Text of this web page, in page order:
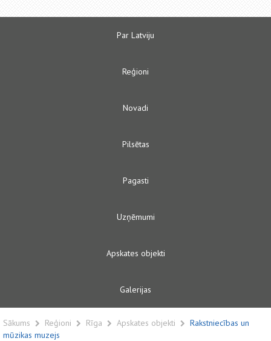
Par Latviju
Reģioni
Novadi
Pilsētas
Pagasti
Uzņēmumi
Apskates objekti
Galerijas
Sākums Reģioni Rīga Apskates objekti
Rakstniecības un
mūzikas muzejs